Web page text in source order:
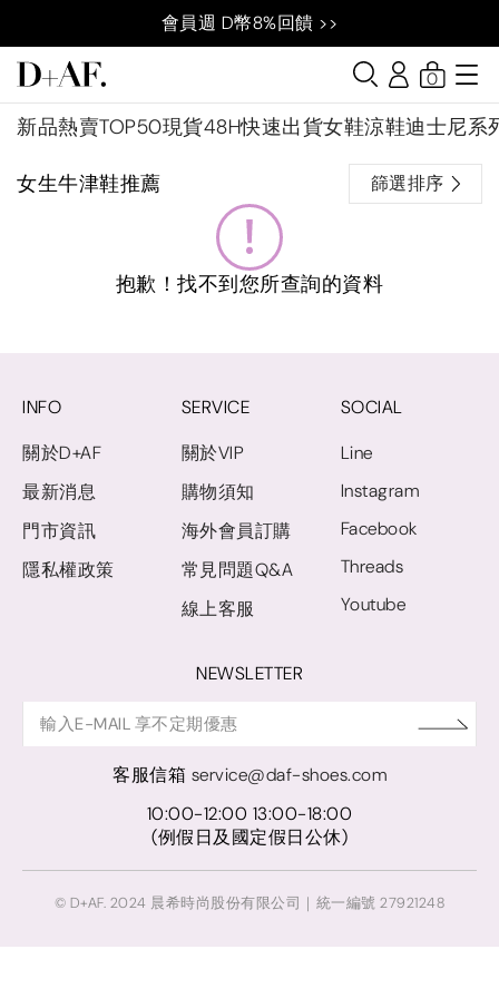
會員週 D幣8%回饋 >>
新品熱賣TOP50現貨48H快速出貨女鞋涼鞋迪士尼系
0
女生牛津鞋推薦 篩選排序
抱歉！找不到您所查詢的資料
INFO
關於D+AF
最新消息
門市資訊
隱私權政策
SERVICE
關於VIP
購物須知
海外會員訂購
常見問題Q&A
線上客服
SOCIAL
Line
Instagram
Facebook
Threads
Youtube
NEWSLETTER
客服信箱 service@daf-shoes.com
10:00-12:00 13:00-18:00
(例假日及國定假日公休)
© D+AF. 2024 晨希時尚股份有限公司｜統一編號 27921248